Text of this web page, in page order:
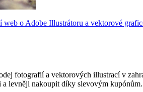
fotografií a vektorových illustrací v
levněji nakoupit díky slevovým kupónům.